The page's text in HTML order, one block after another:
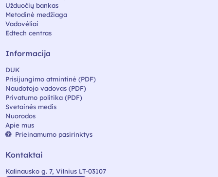
Užduočių bankas
Metodinė medžiaga
Vadovėliai
Edtech centras
Informacija
DUK
Prisijungimo atmintinė (PDF)
Naudotojo vadovas (PDF)
Privatumo politika (PDF)
Svetainės medis
Nuorodos
Apie mus
Prieinamumo pasirinktys
Kontaktai
Kalinausko g. 7, Vilnius LT-03107